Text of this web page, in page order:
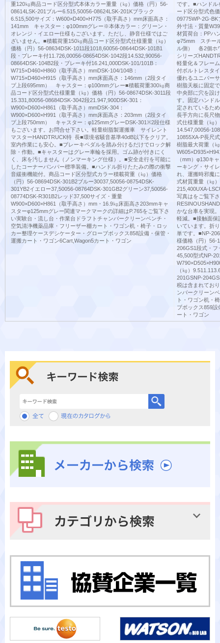
重120㎏商品コード区分型式本体カラー重量（㎏）価格（円）56-
08614LSK-201ブルー6.515,50056-08624LSK-201Kブラック
6.515,500サイズ：W600×D400×H775（取手高さ）mm床面高さ：
141mm キャスター：φ100mmグレー※本体カラー：グリーン・
オレンジ・イエロー仕様もございます。ただし、静音仕様ではご
ざいません。■積載荷重150㎏商品コード区分型式仕様重量（㎏）
価格（円）56-08634DSK-1011段1018,60056-08644DSK-101B1
段・ブレーキ付11.726,00056-08654DSK-1042段14.532,90056-
08664DSK-104B2段・ブレーキ付16.241,000DSK-101/101B：
W715×D460×H860（取手高さ）mmDSK-104/104B：
W715×D460×H915（取手高さ）mm床面高さ：146mm（2段タイ
プ上段695mm） キャスター：φ100mmグレー■積載荷重300㎏商
品コード区分型式仕様重量（㎏）価格（円）56-08674DSK-3011段
15.331,80056-08684DSK-3042段21.947,900DSK-301：
W900×D600×H861（取手高さ）mmDSK-304：
W900×D600×H991（取手高さ）mm床面高さ：203mm（2段タイ
プ上段750mm） キャスター：φ125mmグレーDSK-301※2段仕様
もございます。お問合せ下さい。軽量樹脂製運搬車 サイレント
マスターHANDTRUCK特 長■環境省騒音基準40dB以下をクリア。
室内作業にも安心。■ブレーキペダルを踏み分けるだけでロック解
除・作動。■キャスターはグレー車輪を採用。ゴム跡が付きにく
く、床を汚しません（ノンマーキング仕様）。■安全走行を可能に
したコーナーバンパー標準装備。■ハンドル折りたたみの際の衝撃
音緩衝機能付。商品コード区分型式カラー積載荷重（㎏）価格
（円）56-08694DSK-301B2ブルー30037,50056-08754DSK-
301YB2イエロー37,50056-08764DSK-301GB2グリーン37,50056-
08774DSK-R301B2レッド37,500サイズ・重量
W900×D600×H861（取手高さ）mm・16.9㎏床面高さ203mmキャ
スターφ125mmグレー関連マークマークの詳細はP.765をご覧下さ
い実験台・流し台・作業台ドラフトチャンバークリーンベンチ・
空気清浄機薬品庫・フリーザー棚カート・ワゴン机・椅子・ロッ
カー整理ケースデシケーター・グローブボックス858設備・保管・
運搬カート・ワゴン6Cart,Wagon5カート・ワゴン
です。■ハンドル
ード区分型式色
09775WP-2G-BK
外寸法・質量
材質荷台：PPハ
φ75mm スチー
ル側） 各2個ホ
シリーズ
軽量化＆フレー
付ボルトレスタ
優れるユニバー
樹脂天板に固定
中央部に穴を設
す。固定ハンド
定されているた
長手方向に長尺
式仕様重量（㎏
14.547,00056-
10855XA-P長尺
樹脂最大荷重（
（mm）φ130キ
ーキング・サイ
れ、運搬時邪魔
式材質重量（㎏
215,400UXA-
写真はをご覧下
かな台車を実現
軽減。■接触面保
いています。折
単です。■NP-
様価格（円）56-
206GS1段式・フ
45,500型式NP-
（㎏）
201GSNP-
税は含まれてお
ンバークリーン
ト・ワゴン机・
ブボックス859
ート・ワゴン
キーワード検索